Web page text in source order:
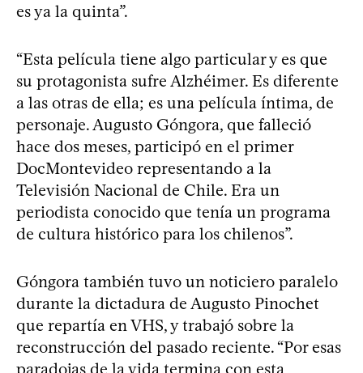
es ya la quinta”.
“Esta película tiene algo particular y es que
su protagonista sufre Alzhéimer. Es diferente
a las otras de ella; es una película íntima, de
personaje. Augusto Góngora, que falleció
hace dos meses, participó en el primer
DocMontevideo representando a la
Televisión Nacional de Chile. Era un
periodista conocido que tenía un programa
de cultura histórico para los chilenos”.
Góngora también tuvo un noticiero paralelo
durante la dictadura de Augusto Pinochet
que repartía en VHS, y trabajó sobre la
reconstrucción del pasado reciente. “Por esas
paradojas de la vida termina con esta